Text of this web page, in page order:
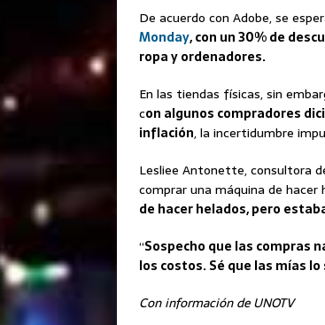
De acuerdo con Adobe, se
Monday, con un 30% de
ropa y ordenadores.
En las tiendas físicas, sin
con algunos compradores
inflación, la incertidumbre
Lesliee Antonette, consultora
comprar una máquina de hacer
de hacer helados, pero
“Sospecho que las compras
los costos. Sé que las mías lo
Con información de UNOTV